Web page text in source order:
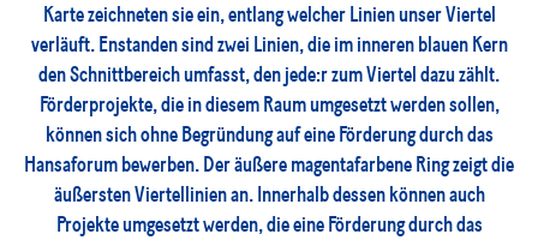
Karte zeichneten sie ein, entlang welcher Linien unser Viertel
verläuft. Enstanden sind zwei Linien, die im inneren blauen Kern
den Schnittbereich umfasst, den jede:r zum Viertel dazu zählt.
Förderprojekte, die in diesem Raum umgesetzt werden sollen,
können sich ohne Begründung auf eine Förderung durch das
Hansaforum bewerben. Der äußere magentafarbene Ring zeigt die
äußersten Viertellinien an. Innerhalb dessen können auch
Projekte umgesetzt werden, die eine Förderung durch das